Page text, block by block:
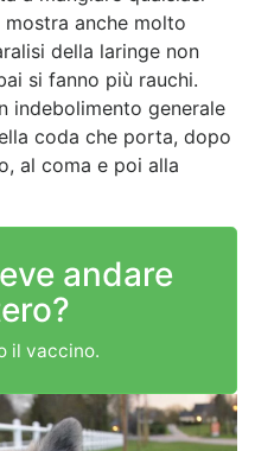
anche molto
della laringe non
si fanno più rauchi.
indebolimento generale
coda che porta, dopo
al coma e poi alla
andare
il vaccino.